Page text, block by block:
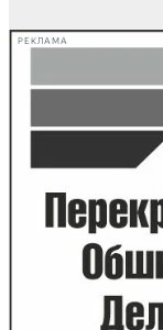
РЕКЛАМА